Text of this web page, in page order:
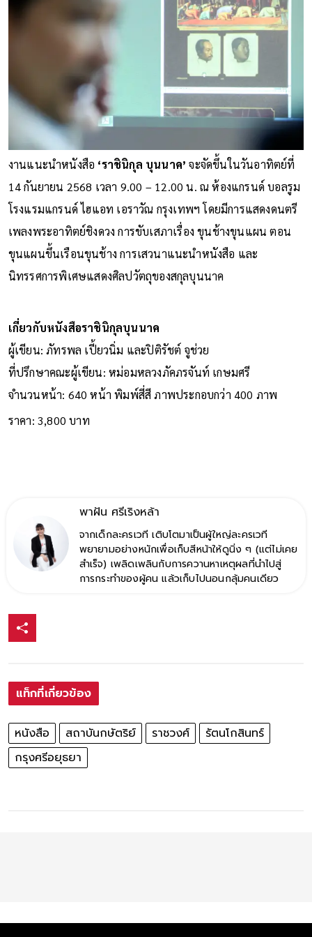
งานแนะนำหนังสือ ‘ราชินิกุล บุนนาค’จะจัดขึ้นในวันอาทิตย์ที่
14 กันยายน 2568 เวลา 9.00 – 12.00 น. ณ ห้องแกรนด์ บอลรูม
โรงแรมแกรนด์ ไฮแอท เอราวัณ กรุงเทพฯ โดยมีการแสดงดนตรี
เพลงพระอาทิตย์ชิงดวง การขับเสภาเรื่อง ขุนช้างขุนแผน ตอน
ขุนแผนขึ้นเรือนขุนช้าง การเสวนาแนะนำหนังสือ และ
นิทรรศการพิเศษแสดงศิลปวัตถุของสกุลบุนนาค
เกี่ยวกับหนังสือราชินิกุลบุนนาค
ผู้เขียน: ภัทรพล เปี้ยวนิ่ม และปิติรัชต์ จูช่วย
ที่ปรึกษาคณะผู้เขียน: หม่อมหลวงภัคภรจันท์ เกษมศรี
จำนวนหน้า: 640 หน้า พิมพ์สี่สี ภาพประกอบกว่า 400 ภาพ
ราคา: 3,800 บาท
พาฝัน ศรีเริงหล้า
จากเด็กละครเวที เติบโตมาเป็นผู้ใหญ่ละครเวที
พยายามอย่างหนักเพื่อเก็บสีหน้าให้ดูนิ่ง ๆ (แต่ไม่เคย
สำเร็จ) เพลิดเพลินกับการควานหาเหตุผลที่นำไปสู่
การกระทำของผู้คน แล้วเก็บไปนอนกลุ้มคนเดียว
แท็กที่เกี่ยวข้อง
หนังสือ สถาบันกษัตริย์ ราชวงศ์
รัตนโกสินทร์
กรุงศรีอยุธยา